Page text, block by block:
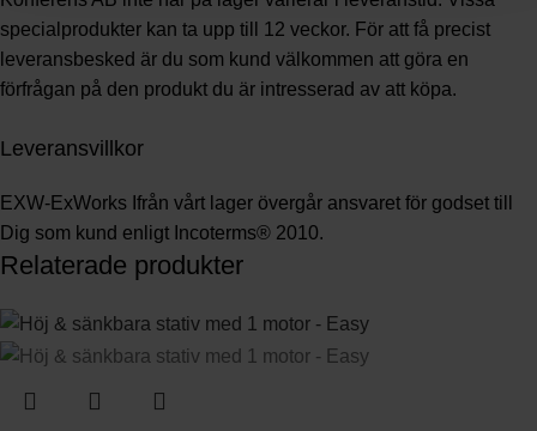
specialprodukter kan ta upp till 12 veckor. För att få precist
leveransbesked är du som kund välkommen att göra en
förfrågan på den produkt du är intresserad av att köpa.
Leveransvillkor
EXW-ExWorks Ifrån vårt lager övergår ansvaret för godset till
Dig som kund enligt Incoterms® 2010.
Relaterade produkter